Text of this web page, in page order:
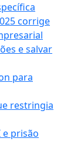
corrige
e salvar
para
restringia
prisão